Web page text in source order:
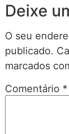
Deixe
O seu
publicado.
marcados
Comentário *